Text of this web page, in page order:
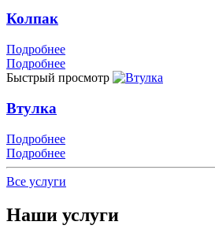
Колпак
Подробнее
Подробнее
Быстрый просмотр
Втулка
Подробнее
Подробнее
Все услуги
Наши услуги